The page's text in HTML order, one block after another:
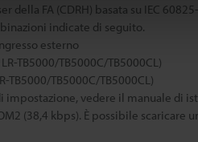
della FA (CDRH) basata su IEC
indicate di seguito.
esterno
TB5000/TB5000C/TB5000CL)
TB5000/TB5000C/TB5000CL)
vedere il manuale di
(38,4 kbps). È possibile scaricare